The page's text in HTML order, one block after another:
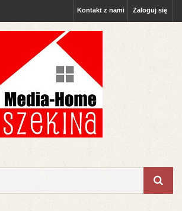
Zaloguj się
Kontakt z nami